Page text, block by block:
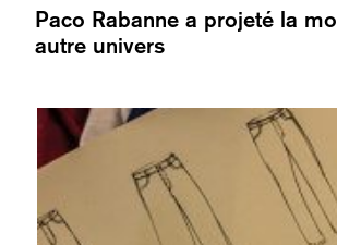
Paco Rabanne a projeté la
autre univers